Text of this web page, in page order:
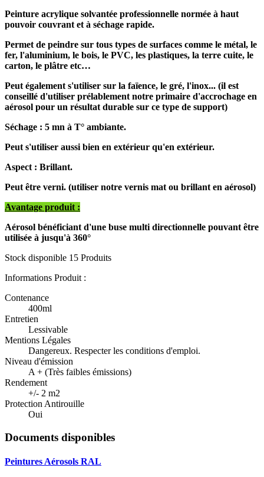
Peinture acrylique solvantée professionnelle normée à haut
pouvoir couvrant et à séchage rapide.
Permet de peindre sur tous types de surfaces comme le métal, le
fer, l'aluminium, le bois, le PVC, les plastiques, la terre cuite, le
carton, le plâtre etc…
Peut également s'utiliser sur la faïence, le gré, l'inox... (il est
conseillé d'utiliser prélablement notre primaire d'accrochage en
aérosol pour un résultat durable sur ce type de support)
Séchage : 5 mn à T° ambiante.
Peut s'utiliser aussi bien en extérieur qu'en extérieur.
Aspect : Brillant.
Peut être verni. (utiliser notre vernis mat ou brillant en aérosol)
Avantage produit :
Aérosol bénéficiant d'une buse multi directionnelle pouvant être
utilisée à jusqu'à 360°
Stock disponible 15 Produits
Informations Produit :
Contenance
400ml
Entretien
Lessivable
Mentions Légales
Dangereux. Respecter les conditions d'emploi.
Niveau d'émission
A + (Très faibles émissions)
Rendement
+/- 2 m2
Protection Antirouille
Oui
Documents disponibles
Peintures Aérosols RAL